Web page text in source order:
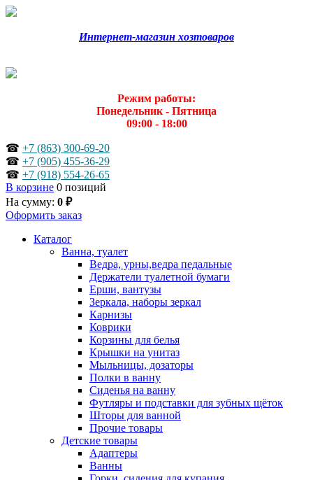
Интернет-магазин хозтоваров
Режим работы:
Понедельник - Пятница
09:00 - 18:00
☎ +7 (863) 300-69-20
☎ +7 (905) 455-36-29
☎ +7 (918) 554-26-65
В корзине 0 позиций
На сумму: 0 ₽
Оформить заказ
Каталог
Ванна, туалет
Ведра, урны,ведра педальные
Держатели туалетной бумаги
Ерши, вантузы
Зеркала, наборы зеркал
Карнизы
Коврики
Корзины для белья
Крышки на унитаз
Мыльницы, дозаторы
Полки в ванну
Сиденья на ванну
Футляры и подставки для зубных щёток
Шторы для ванной
Прочие товары
Детские товары
Адаптеры
Ванны